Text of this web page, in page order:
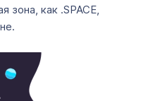
зона, как .SPACE,